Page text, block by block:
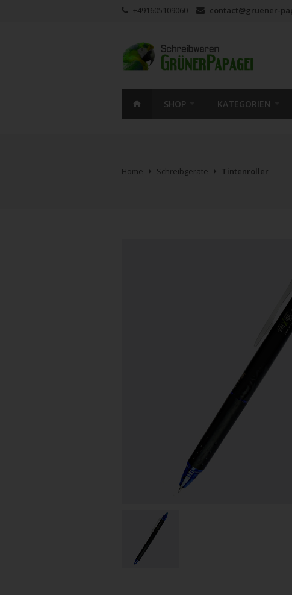
+491605109060 contact@gruener-
SHOP KATEGORIEN
Home Schreibgeräte Tintenroller